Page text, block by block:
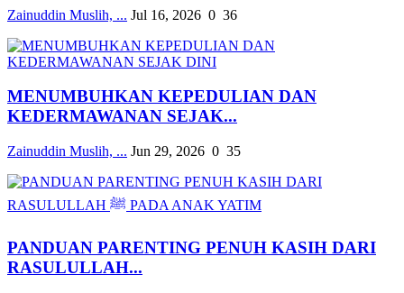
Zainuddin Muslih, ... Jul 16, 2026 0 36
MENUMBUHKAN KEPEDULIAN DAN
KEDERMAWANAN SEJAK...
Zainuddin Muslih, ... Jun 29, 2026 0 35
PANDUAN PARENTING PENUH KASIH DARI
RASULULLAH...